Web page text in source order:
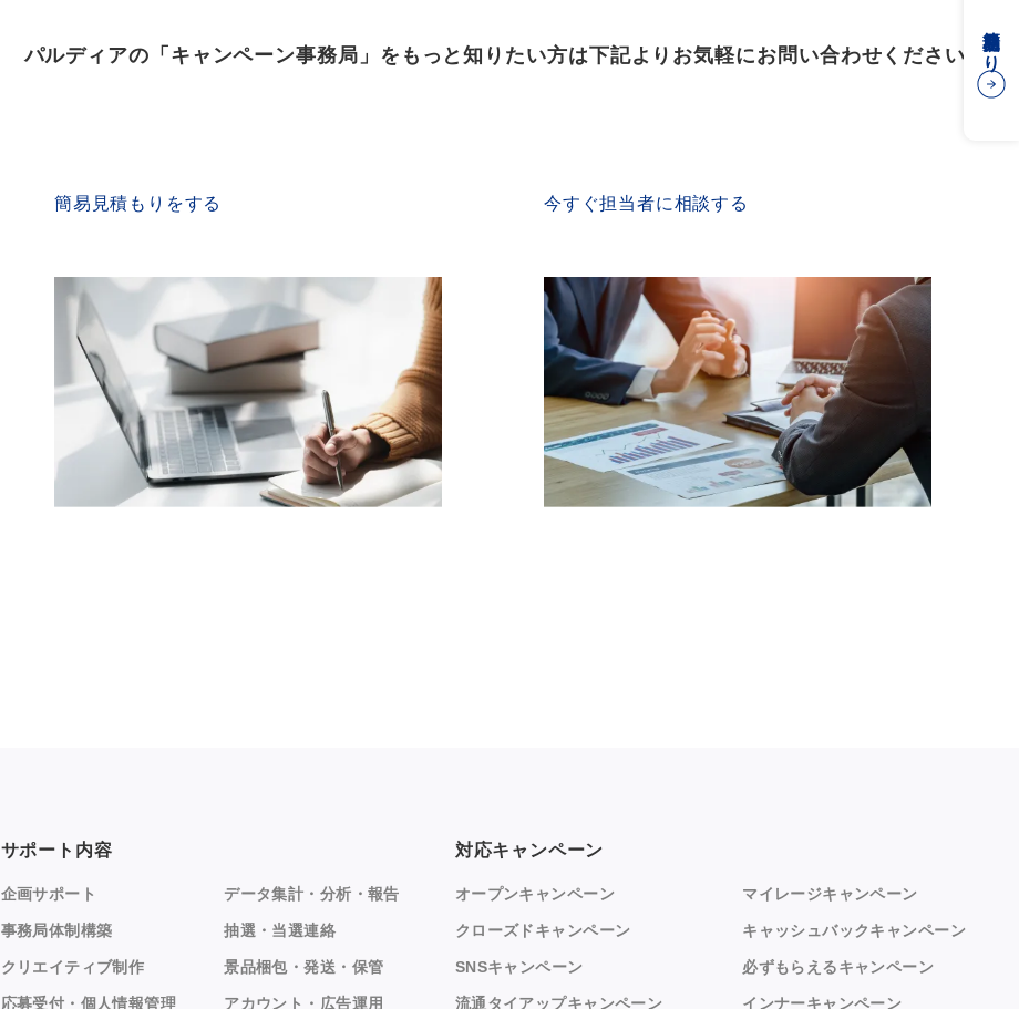
パルディアの「キャンペーン事務局」をもっと知りたい方は下記よりお気軽にお問い合わせください
簡易見積もりをする 今すぐ担当者に相談する
サポート内容
企画サポート
事務局体制構築
クリエイティブ制作
応募受付・個人情報管理
データ集計・分析・報告
抽選・当選連絡
景品梱包・発送・保管
アカウント・広告運用
対応キャンペーン
オープンキャンペーン
クローズドキャンペーン
SNSキャンペーン
流通タイアップキャンペーン
マイレージキャンペーン
キャッシュバックキャンペーン
必ずもらえるキャンペーン
インナーキャンペーン
簡易見積もり